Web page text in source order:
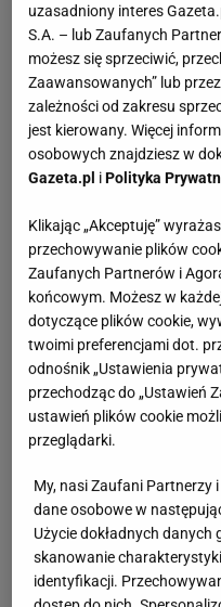
uzasadniony interes
S.A. – lub Zaufanych
możesz się sprzeciwić,
Zaawansowanych” lub
zależności od zakresu
jest kierowany. Więcej
osobowych znajdziesz w
Gazeta.pl iPolityka
Klikając „Akceptuję”
przechowywanie plików
Zaufanych Partnerów i
końcowym. Możesz w
dotyczące plików cookie,
twoimi preferencjami dot.
odnośnik „Ustawienia
przechodząc do „Ustawień
ustawień plików cookie
przeglądarki.
My, nasi Zaufani Partnerzy
dane osobowe w
Użycie dokładnych
skanowanie
identyfikacji.